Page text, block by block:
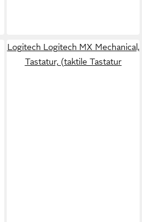
Logitech Logitech MX Mechanical,
Tastatur, (taktile Tastatur